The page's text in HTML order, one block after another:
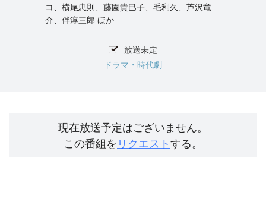
コ、横尾忠則、藤園貴巳子、毛利久、芦沢竜
介、伴淳三郎 ほか
放送未定
ドラマ・時代劇
現在放送予定はございません。
この番組を リクエストする。